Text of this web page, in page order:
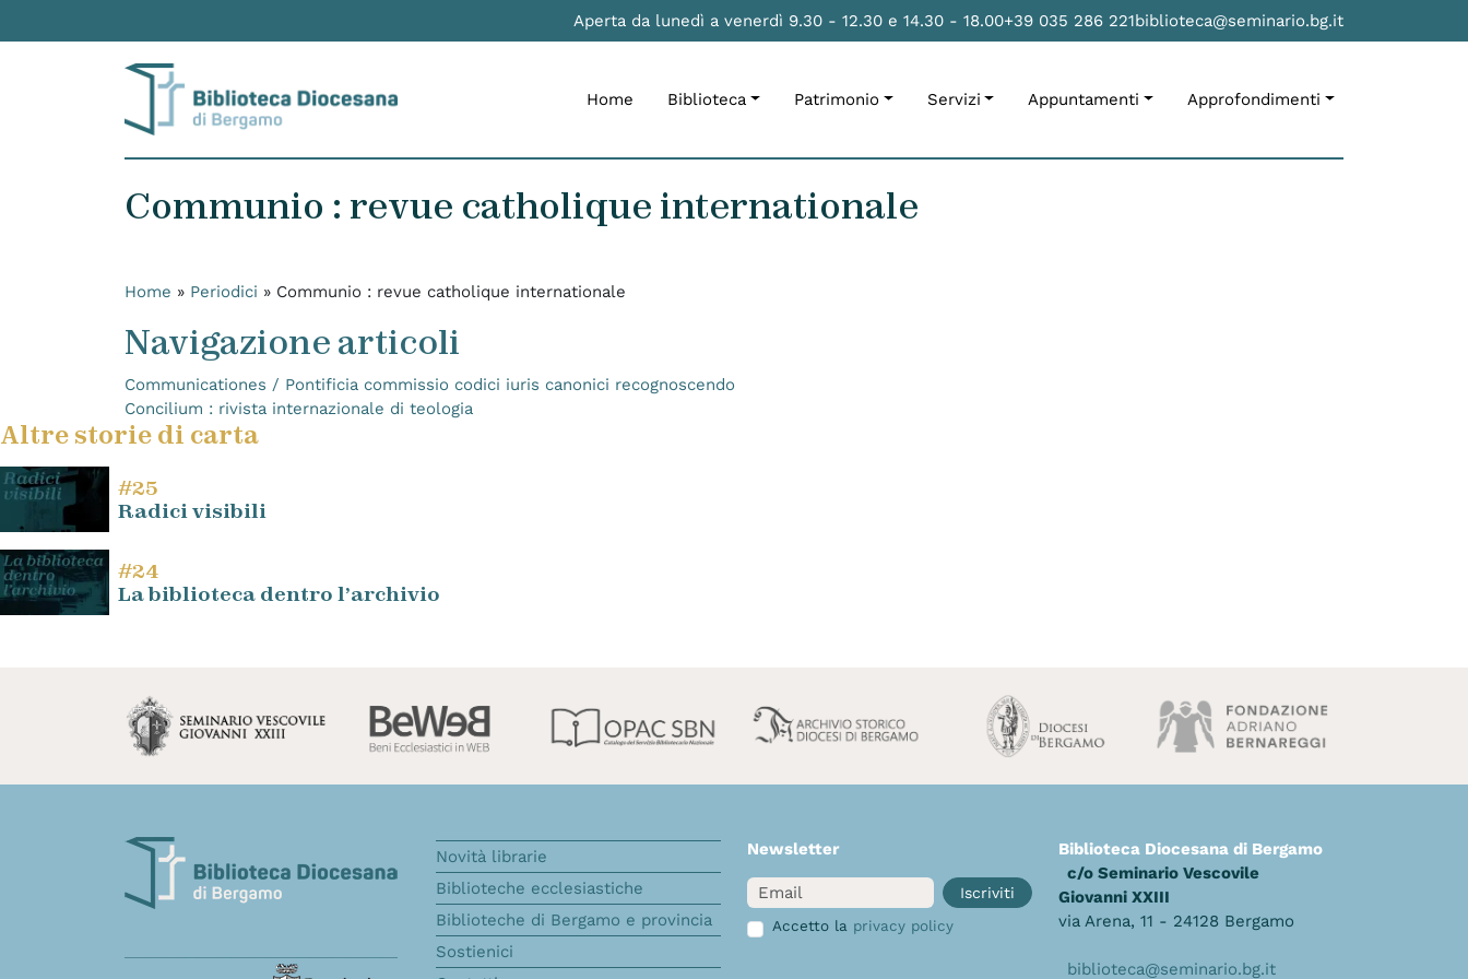
Aperta da lunedì a venerdì 9.30 - 12.30 e 14.30 - 18.00+39 035 286 221biblioteca@seminario.bg.it
Home Biblioteca Patrimonio Servizi Appuntamenti Approfondimenti
Communio : revue catholique internationale
Home » Periodici » Communio : revue catholique internationale
Navigazione articoli
Communicationes / Pontificia commissio codici iuris canonici recognoscendo
Concilium : rivista internazionale di teologia
Altre storie di carta
#25
Radici visibili
#24
La biblioteca dentro l’archivio
Novità librarie
Biblioteche ecclesiastiche
Biblioteche di Bergamo e provincia
Sostienici
Newsletter
Email
Iscriviti
Accetto la privacy policy
Biblioteca Diocesana di Bergamo
c/o Seminario Vescovile
Giovanni XXIII
via Arena, 11 - 24128 Bergamo
biblioteca@seminario.bg.it